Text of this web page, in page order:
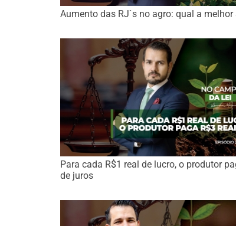
Aumento das RJ`s no agro: qual a melhor
Para cada R$1 real de lucro, o produtor
de juros